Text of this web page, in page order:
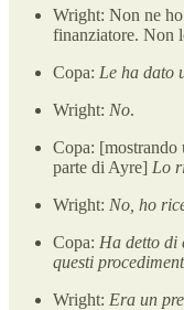
Wright: Non ne
finanziatore. Non
Copa: Le ha dato
Wright: No.
Copa: [mostrando
parte di Ayre] Lo
Wright: No, ho
Copa: Ha detto di
questi
Wright: Era un